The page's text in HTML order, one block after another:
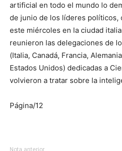
artificial en todo el mundo lo
de junio de los líderes políticos,
este miércoles en la ciudad
reunieron las delegaciones de
(Italia, Canadá, Francia,
Estados Unidos) dedicadas a
volvieron a tratar sobre la
Página/12
Nota anterior